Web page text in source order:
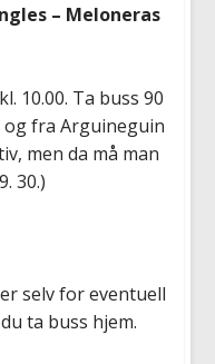
– Meloneras
10.00. Ta buss 90
og fra Arguineguin
men da må man
30.)
selv for eventuell
ta buss hjem.